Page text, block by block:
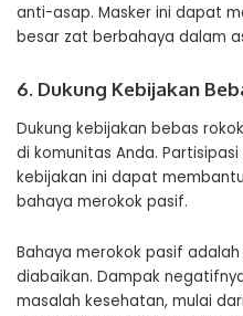
anti-asap. Masker ini dapat
besar zat berbahaya dalam
6. Dukung Kebijakan
Dukung kebijakan bebas
di komunitas Anda.
kebijakan ini dapat
bahaya merokok pasif.
Bahaya merokok pasif
diabaikan. Dampak
masalah kesehatan, mulai